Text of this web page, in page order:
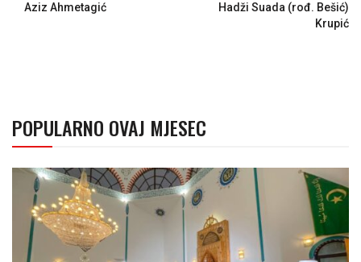
Aziz Ahmetagić
Hadži Suada (rođ. Bešić)
Krupić
POPULARNO OVAJ MJESEC